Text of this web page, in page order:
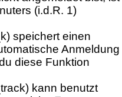
(i.d.R. 1)
speichert einen
Anmeldung
diese Funktion
kann benutzt